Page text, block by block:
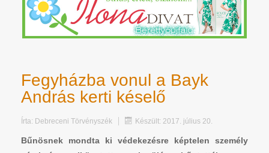
Fegyházba vonul a Bayk
András kerti késelő
Írta: Debreceni Törvényszék Készült: 2017. július 20.
Bűnösnek mondta ki védekezésre képtelen személy